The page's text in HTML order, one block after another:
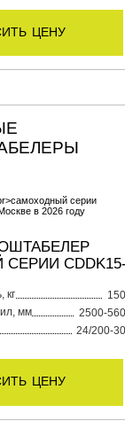
цену
кг
мм
2500-
24/200-
цену